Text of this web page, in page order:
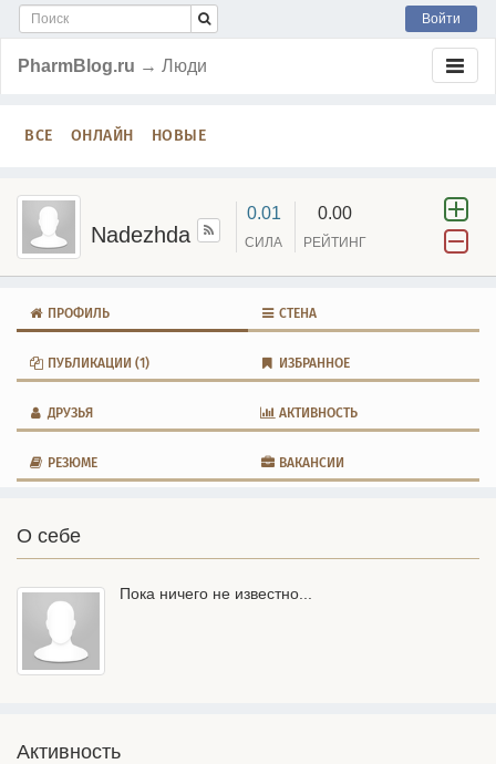
Войти
PharmBlog.ru → Люди
ВСЕ ОНЛАЙН НОВЫЕ
Nadezhda
0.01
СИЛА
0.00
РЕЙТИНГ
ПРОФИЛЬ СТЕНА
ПУБЛИКАЦИИ (1) ИЗБРАННОЕ
ДРУЗЬЯ АКТИВНОСТЬ
РЕЗЮМЕ ВАКАНСИИ
О себе
Пока ничего не известно...
Активность